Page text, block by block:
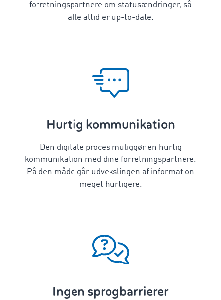
forretningspartnere om statusændringer, så
alle altid er up-to-date.
Hurtig kommunikation
Den digitale proces muliggør en hurtig
kommunikation med dine forretningspartnere.
På den måde går udvekslingen af information
meget hurtigere.
Ingen sprogbarrierer